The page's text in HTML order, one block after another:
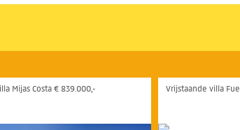
Mijas Costa € 839.000,- Vrijstaande villa